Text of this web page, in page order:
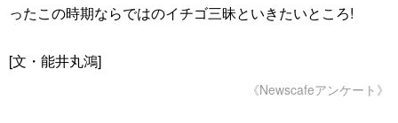
ったこの時期ならではのイチゴ三昧といきたいところ!
[文・能井丸鴻]
《Newscafeアンケート》